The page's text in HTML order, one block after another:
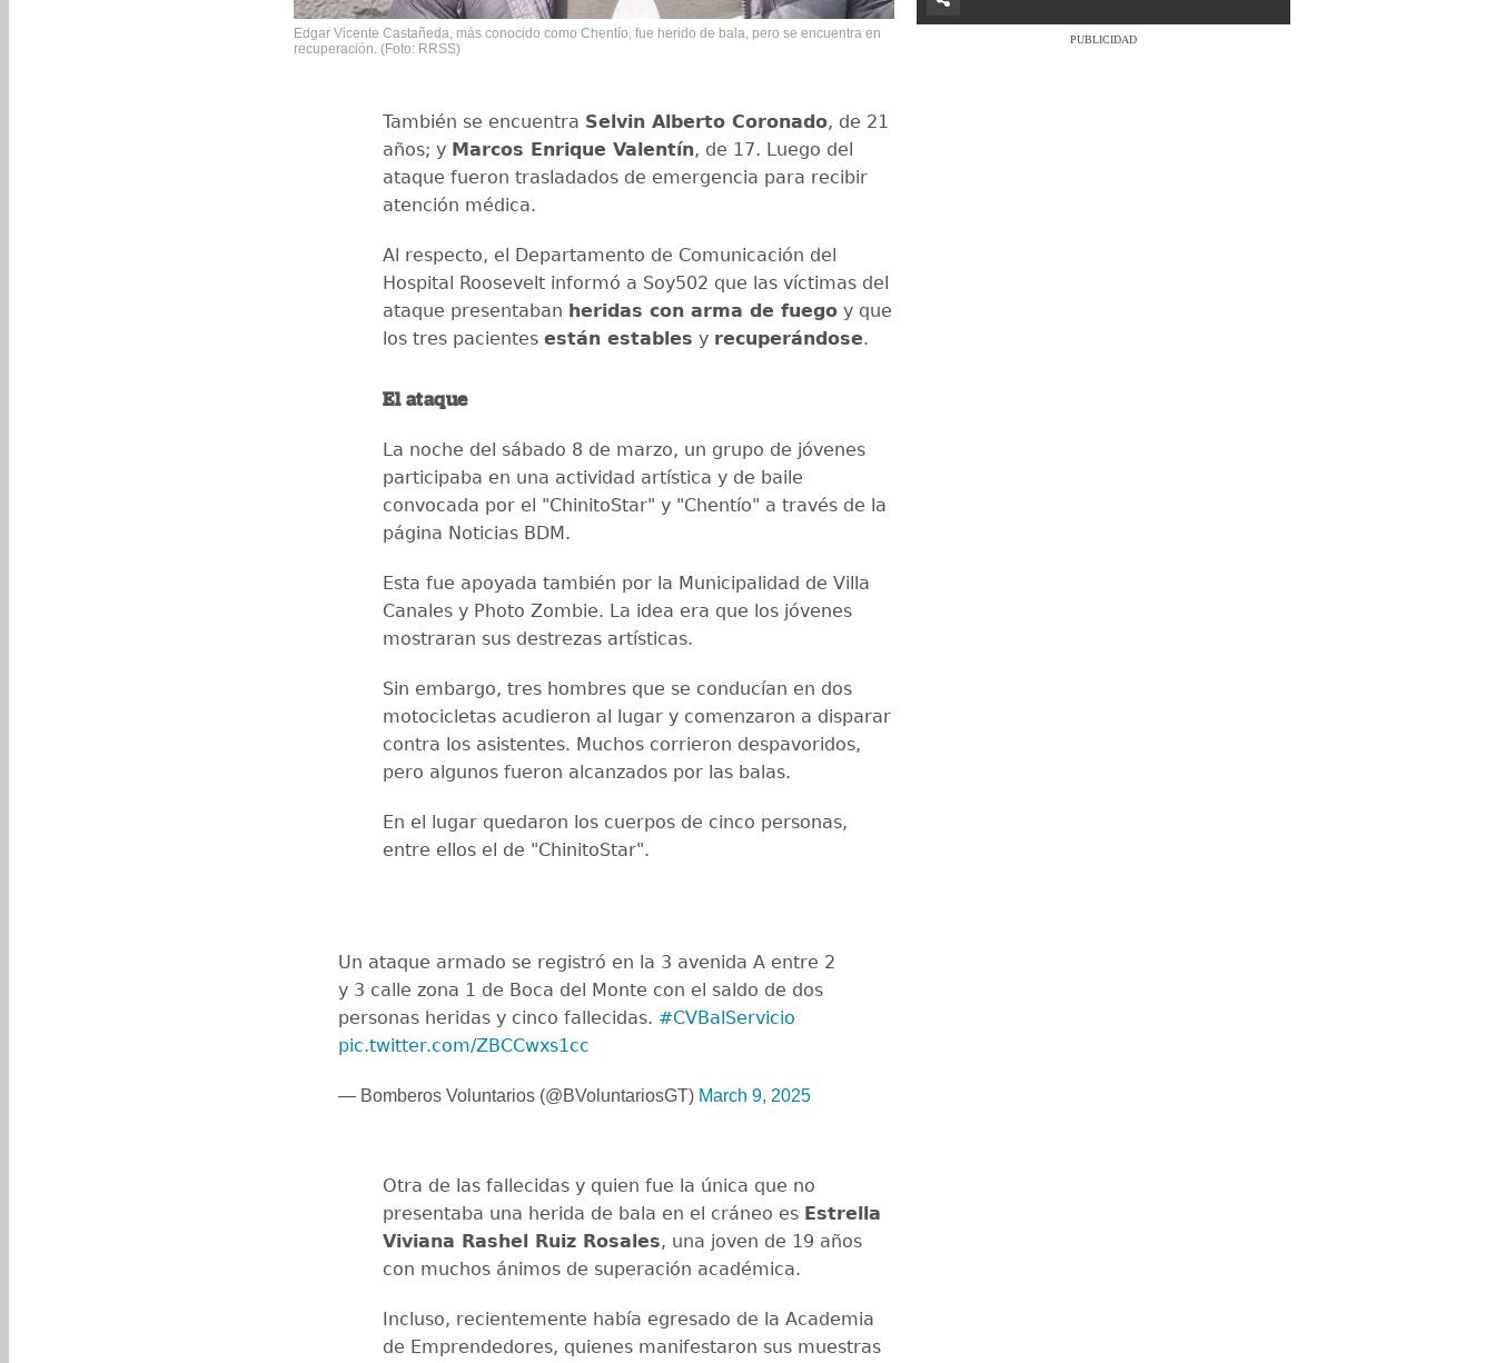
Edgar Vicente Castañeda, más conocido como Chentío, fue herido de bala, pero se encuentra en
recuperación. (Foto: RRSS)
También se encuentra Selvin Alberto Coronado, de 21
años; y Marcos Enrique Valentín, de 17. Luego del
ataque fueron trasladados de emergencia para recibir
atención médica.
Al respecto, el Departamento de Comunicación del
Hospital Roosevelt informó a Soy502 que las víctimas del
ataque presentaban heridas con arma de fuego y que
los tres pacientes están estables y recuperándose.
El ataque
La noche del sábado 8 de marzo, un grupo de jóvenes
participaba en una actividad artística y de baile
convocada por el "ChinitoStar" y "Chentío" a través de la
página Noticias BDM.
Esta fue apoyada también por la Municipalidad de Villa
Canales y Photo Zombie. La idea era que los jóvenes
mostraran sus destrezas artísticas.
Sin embargo, tres hombres que se conducían en dos
motocicletas acudieron al lugar y comenzaron a disparar
contra los asistentes. Muchos corrieron despavoridos,
pero algunos fueron alcanzados por las balas.
En el lugar quedaron los cuerpos de cinco personas,
entre ellos el de "ChinitoStar".
Un ataque armado se registró en la 3 avenida A entre 2
y 3 calle zona 1 de Boca del Monte con el saldo de dos
personas heridas y cinco fallecidas. #CVBalServicio
pic.twitter.com/ZBCCwxs1cc
— Bomberos Voluntarios (@BVoluntariosGT) March 9, 2025
Otra de las fallecidas y quien fue la única que no
presentaba una herida de bala en el cráneo es Estrella
Viviana Rashel Ruiz Rosales, una joven de 19 años
con muchos ánimos de superación académica.
Incluso, recientemente había egresado de la Academia
de Emprendedores, quienes manifestaron sus muestras
PUBLICIDAD